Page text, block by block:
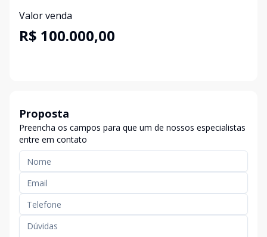
Valor venda
R$ 100.000,00
Proposta
Preencha os campos para que um de nossos especialistas
entre em contato